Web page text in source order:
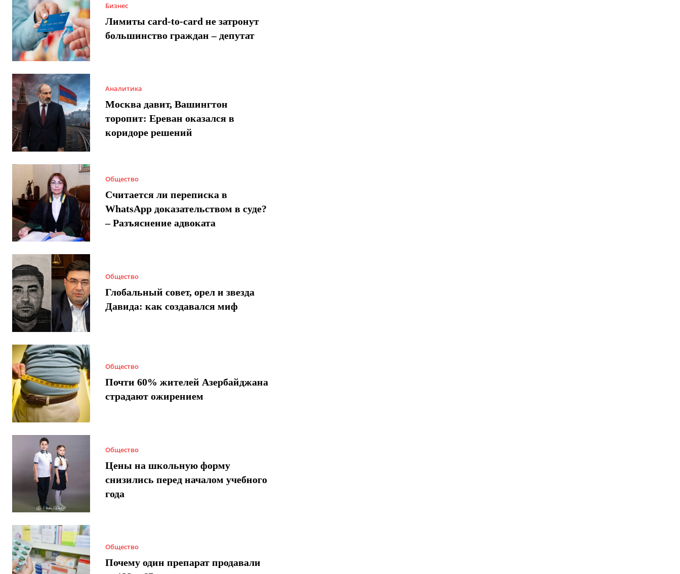
Бизнес
Лимиты card-to-card не затронут
большинство граждан – депутат
Аналитика
Москва давит, Вашингтон
торопит: Ереван оказался в
коридоре решений
Общество
Считается ли переписка в
WhatsApp доказательством в суде?
– Разъяснение адвоката
Общество
Глобальный совет, орел и звезда
Давида: как создавался миф
Общество
Почти 60% жителей Азербайджана
страдают ожирением
Общество
Цены на школьную форму
снизились перед началом учебного
года
Общество
Почему один препарат продавали